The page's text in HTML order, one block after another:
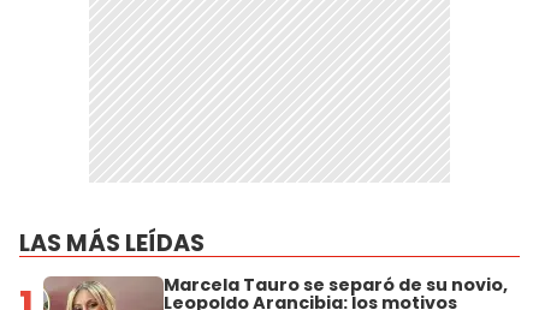
LAS MÁS LEÍDAS
Marcela Tauro se separó de su novio,
Leopoldo Arancibia: los motivos